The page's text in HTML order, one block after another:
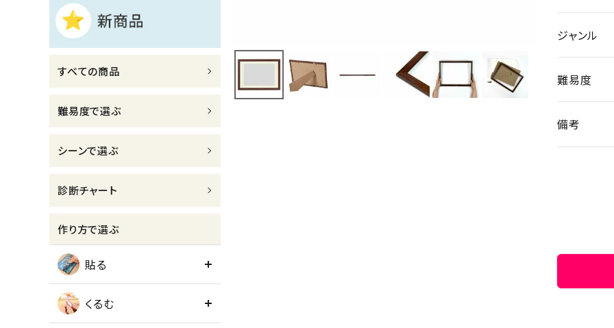
コーポレートサイト
実店舗案内
介護施設関係の方へ
すべての商品
難易度で選ぶ
シーンで選ぶ
診断チャート
作り方で選ぶ
貼る
くるむ
ジャンル
難易度
備考